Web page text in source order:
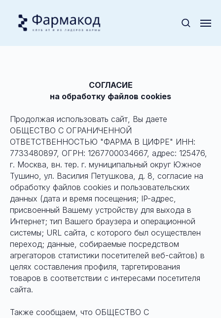
СОГЛАСИЕ
на обработку файлов cookies
Продолжая использовать сайт, Вы даете
ОБЩЕСТВО С ОГРАНИЧЕННОЙ
ОТВЕТСТВЕННОСТЬЮ "ФАРМА В ЦИФРЕ" ИНН:
7733480897, ОГРН: 1267700034667, адрес: 125476,
г. Москва, вн. тер. г. муниципальный округ Южное
Тушино, ул. Василия Петушкова, д. 8, согласие на
обработку файлов cookies и пользовательских
данных (дата и время посещения; IP-адрес,
присвоенный Вашему устройству для выхода в
Интернет; тип Вашего браузера и операционной
системы; URL сайта, с которого был осуществлен
переход; данные, собираемые посредством
агрегаторов статистики посетителей веб-сайтов) в
целях составления профиля, таргетирования
товаров в соответствии с интересами посетителя
сайта.
Также сообщаем, что ОБЩЕСТВО С